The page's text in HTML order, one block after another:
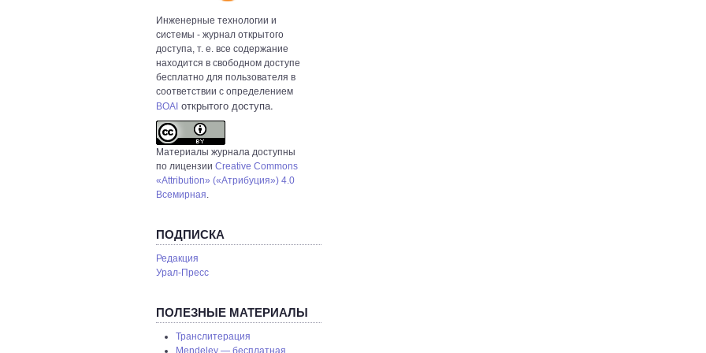
Инженерные технологии и
системы - журнал открытого
доступа, т. е. все содержание
находится в свободном доступе
бесплатно для пользователя в
соответствии с определением
BOAI открытого доступа.
Материалы журнала доступны
по лицензии Creative Commons
«Attribution» («Атрибуция») 4.0
Всемирная.
ПОДПИСКА
Редакция
Урал-Пресс
ПОЛЕЗНЫЕ МАТЕРИАЛЫ
Транслитерация
Mendeley — бесплатная